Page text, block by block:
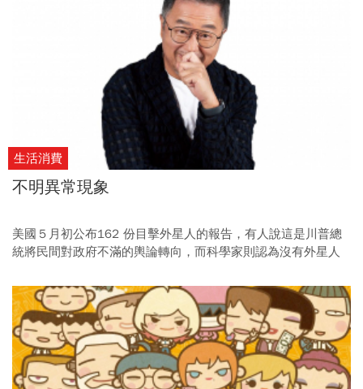
生活消費
不明異常現象
美國５月初公布162 份目擊外星人的報告，有人說這是川普總
統將民間對政府不滿的輿論轉向，而科學家則認為沒有外星人